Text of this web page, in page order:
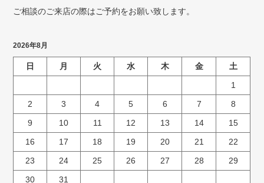
ご相談のご来店の際はご予約をお願い致します。
2026年8月
日 月 火 水 木 金
土
1
2
3 4 5 6 7
8
9
10 11 12 13 14
15
16
17 18 19 20 21
22
23
24 25 26 27 28
29
30
31